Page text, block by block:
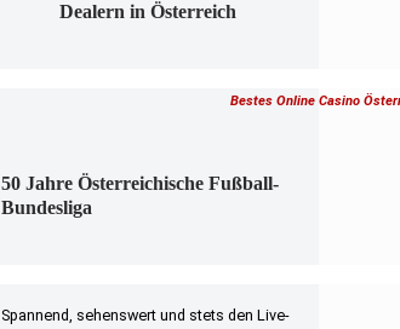
Dealern in Österreich
Bestes Online Casino
50 Jahre Österreichische Fußball-
Bundesliga
Spannend, sehenswert und stets den Live-